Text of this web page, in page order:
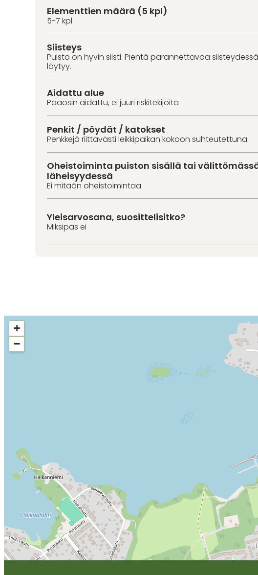
Elementtien määrä (5 kpl)
5-7 kpl
Siisteys
Puisto on hyvin siisti. Pientä parannettavaa
löytyy.
Aidattu alue
Pääosin aidattu, ei juuri riskitekijöitä
Penkit / pöydät / katokset
Penkkejä riittävästi leikkipaikan kokoon suhteutettuna
Oheistoiminta puiston sisällä tai
läheisyydessä
Ei mitään oheistoimintaa
Yleisarvosana, suosittelisitko?
Miksipäs ei
+
−